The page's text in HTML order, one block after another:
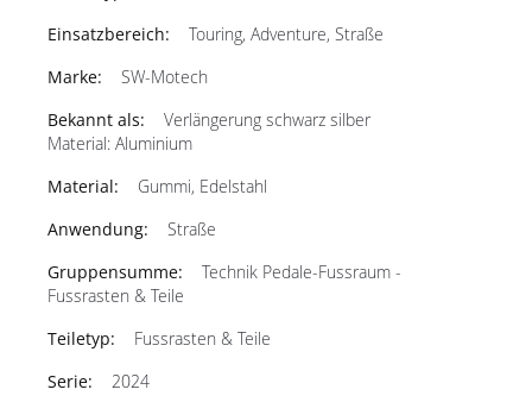
Touring, Adventure, Straße
SW-Motech
Verlängerung schwarz silber
Material: Aluminium
Gummi, Edelstahl
Straße
Technik Pedale-Fussraum -
Fussrasten & Teile
Fussrasten & Teile
2024